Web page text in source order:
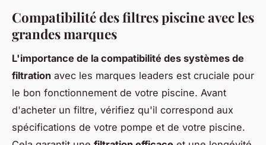
Compatibilité des filtres piscine avec les
grandes marques
L'importance de la compatibilité des systèmes de
filtration avec les marques leaders est cruciale pour
le bon fonctionnement de votre piscine. Avant
d'acheter un filtre, vérifiez qu'il correspond aux
spécifications de votre pompe et de votre piscine.